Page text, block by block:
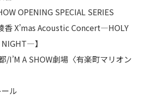
OPENING SPECIAL SERIES
Acoustic Concert—HOLY
】
A SHOW劇場〈有楽町マリオン
ル